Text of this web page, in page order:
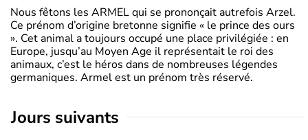
Nous fêtons les ARMEL qui se prononçait autrefois Arzel.
Ce prénom d’origine bretonne signifie « le prince des ours
». Cet animal a toujours occupé une place privilégiée : en
Europe, jusqu’au Moyen Age il représentait le roi des
animaux, c’est le héros dans de nombreuses légendes
germaniques. Armel est un prénom très réservé.
jours suivants